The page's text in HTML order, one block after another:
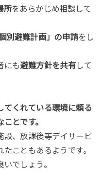
所をあらかじめ相談して
別避難計画」の申請をし
にも避難方針を共有 して
てくれている環境に頼る
とです。
設、放課後等デイサービ
こともあるようです。
でしょう。